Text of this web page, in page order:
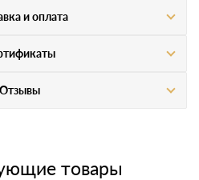
и оплата
Отзывы
товары